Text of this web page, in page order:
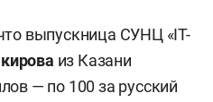
выпускница СУНЦ «IT-
из Казани
— по 100 за русский